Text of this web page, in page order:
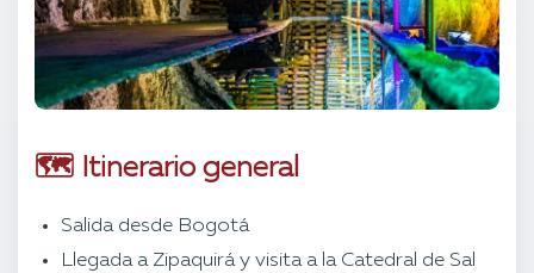
🗺 Itinerario general
Salida desde Bogotá
Llegada a Zipaquirá y visita a la Catedral de Sal